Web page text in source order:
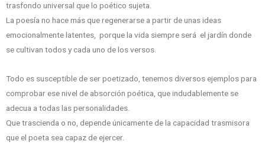
trasfondo universal que lo poético sujeta.
La poesía no hace más que regenerarse a partir de unas ideas
emocionalmente latentes, porque la vida siempre será el jardín donde
se cultivan todos y cada uno de los versos.
Todo es susceptible de ser poetizado, tenemos diversos ejemplos para
comprobar ese nivel de absorción poética, que indudablemente se
adecua a todas las personalidades.
Que trascienda o no, depende únicamente de la capacidad trasmisora
que el poeta sea capaz de ejercer.